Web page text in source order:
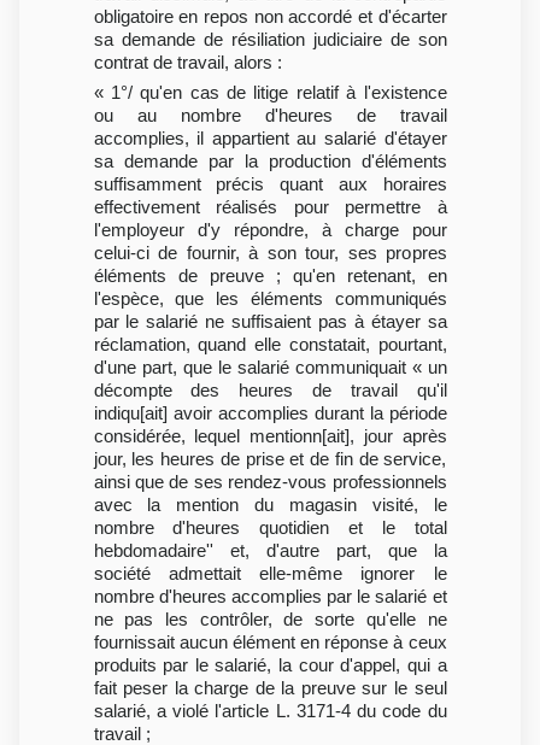
obligatoire en repos non accordé et d'écarter
sa demande de résiliation judiciaire de son
contrat de travail, alors :
« 1°/ qu'en cas de litige relatif à l'existence
ou au nombre d'heures de travail
accomplies, il appartient au salarié d'étayer
sa demande par la production d'éléments
suffisamment précis quant aux horaires
effectivement réalisés pour permettre à
l'employeur d'y répondre, à charge pour
celui-ci de fournir, à son tour, ses propres
éléments de preuve ; qu'en retenant, en
l'espèce, que les éléments communiqués
par le salarié ne suffisaient pas à étayer sa
réclamation, quand elle constatait, pourtant,
d'une part, que le salarié communiquait « un
décompte des heures de travail qu'il
indiqu[ait] avoir accomplies durant la période
considérée, lequel mentionn[ait], jour après
jour, les heures de prise et de fin de service,
ainsi que de ses rendez-vous professionnels
avec la mention du magasin visité, le
nombre d'heures quotidien et le total
hebdomadaire'' et, d'autre part, que la
société admettait elle-même ignorer le
nombre d'heures accomplies par le salarié et
ne pas les contrôler, de sorte qu'elle ne
fournissait aucun élément en réponse à ceux
produits par le salarié, la cour d'appel, qui a
fait peser la charge de la preuve sur le seul
salarié, a violé l'article L. 3171-4 du code du
travail ;